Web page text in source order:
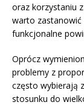
oraz korzystaniu
warto zastanowić
funkcjonalne
Oprócz
problemy z
często wybierają
stosunku do